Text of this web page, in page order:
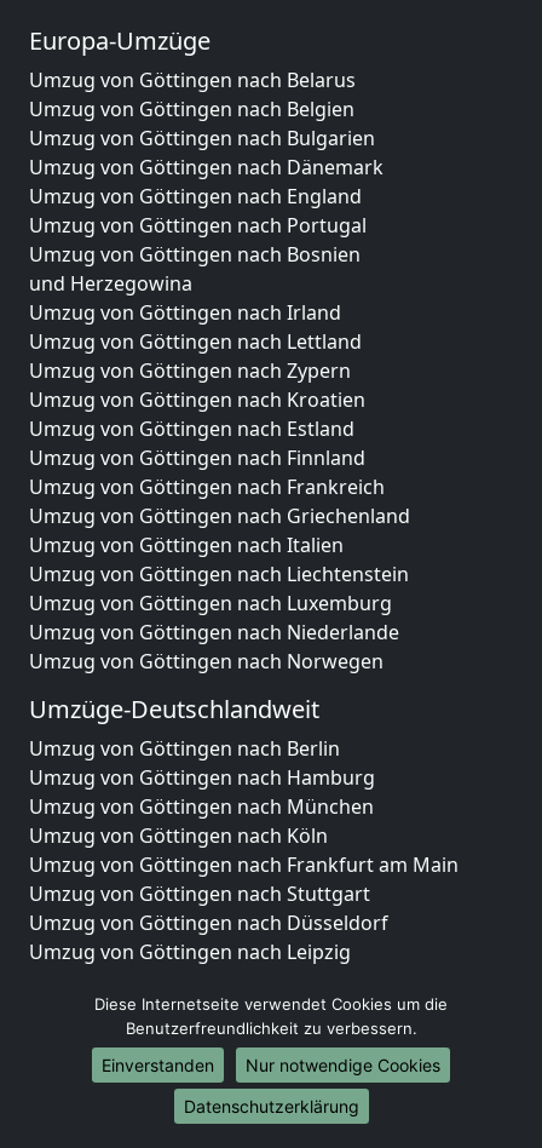
Europa-Umzüge
Umzug von Göttingen nach Belarus
Umzug von Göttingen nach Belgien
Umzug von Göttingen nach Bulgarien
Umzug von Göttingen nach Dänemark
Umzug von Göttingen nach England
Umzug von Göttingen nach Portugal
Umzug von Göttingen nach Bosnien
und Herzegowina
Umzug von Göttingen nach Irland
Umzug von Göttingen nach Lettland
Umzug von Göttingen nach Zypern
Umzug von Göttingen nach Kroatien
Umzug von Göttingen nach Estland
Umzug von Göttingen nach Finnland
Umzug von Göttingen nach Frankreich
Umzug von Göttingen nach Griechenland
Umzug von Göttingen nach Italien
Umzug von Göttingen nach Liechtenstein
Umzug von Göttingen nach Luxemburg
Umzug von Göttingen nach Niederlande
Umzug von Göttingen nach Norwegen
Umzüge-Deutschlandweit
Umzug von Göttingen nach Berlin
Umzug von Göttingen nach Hamburg
Umzug von Göttingen nach München
Umzug von Göttingen nach Köln
Umzug von Göttingen nach Frankfurt am Main
Umzug von Göttingen nach Stuttgart
Umzug von Göttingen nach Düsseldorf
Umzug von Göttingen nach Leipzig
Umzug von Göttingen nach Essen
Umzug von Göttingen nach Bremen
Umzug von Göttingen nach Dresden
Umzug von Göttingen nach Hannover
Umzug von Göttingen nach Nürnberg
Diese Internetseite verwendet Cookies um die
Benutzerfreundlichkeit zu verbessern.
Einverstanden
Nur notwendige Cookies
Datenschutzerklärung